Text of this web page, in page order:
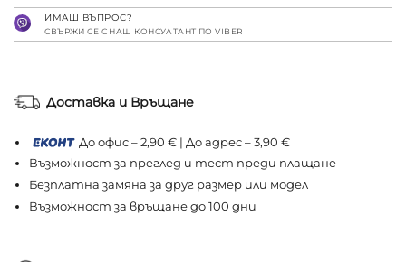
ИМАШ ВЪПРОС?
СВЪРЖИ СЕ С НАШ КОНСУЛТАНТ ПО VIBER
Доставка и Връщане
До офис – 2,90 € | До адрес – 3,90 €
Възможност за преглед и тест преди плащане
Безплатна замяна за друг размер или модел
Възможност за връщане до 100 дни